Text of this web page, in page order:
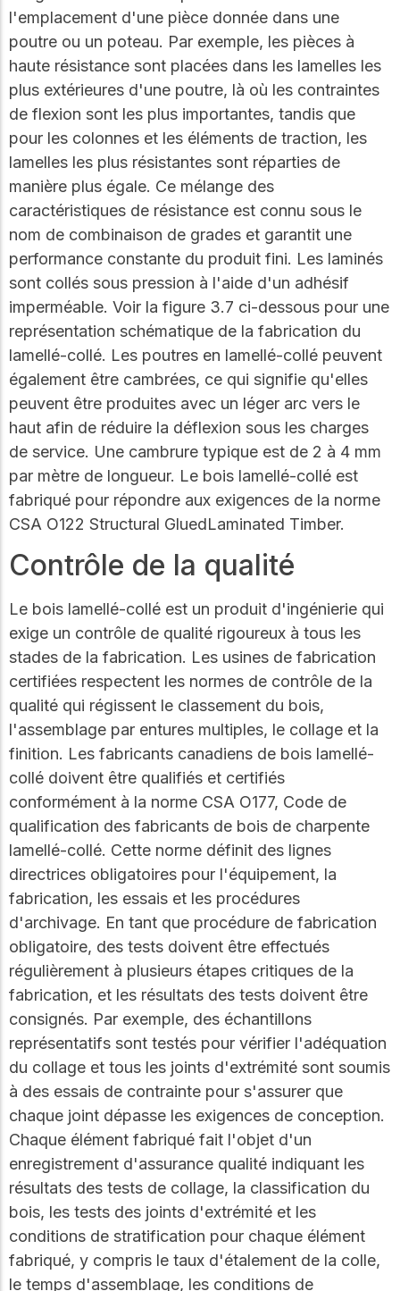
l'emplacement d'une pièce donnée dans une
poutre ou un poteau. Par exemple, les pièces à
haute résistance sont placées dans les lamelles les
plus extérieures d'une poutre, là où les contraintes
de flexion sont les plus importantes, tandis que
pour les colonnes et les éléments de traction, les
lamelles les plus résistantes sont réparties de
manière plus égale. Ce mélange des
caractéristiques de résistance est connu sous le
nom de combinaison de grades et garantit une
performance constante du produit fini. Les laminés
sont collés sous pression à l'aide d'un adhésif
imperméable. Voir la figure 3.7 ci-dessous pour une
représentation schématique de la fabrication du
lamellé-collé. Les poutres en lamellé-collé peuvent
également être cambrées, ce qui signifie qu'elles
peuvent être produites avec un léger arc vers le
haut afin de réduire la déflexion sous les charges
de service. Une cambrure typique est de 2 à 4 mm
par mètre de longueur. Le bois lamellé-collé est
fabriqué pour répondre aux exigences de la norme
CSA O122 Structural GluedLaminated Timber.
Contrôle de la qualité
Le bois lamellé-collé est un produit d'ingénierie qui
exige un contrôle de qualité rigoureux à tous les
stades de la fabrication. Les usines de fabrication
certifiées respectent les normes de contrôle de la
qualité qui régissent le classement du bois,
l'assemblage par entures multiples, le collage et la
finition. Les fabricants canadiens de bois lamellé-
collé doivent être qualifiés et certifiés
conformément à la norme CSA O177, Code de
qualification des fabricants de bois de charpente
lamellé-collé. Cette norme définit des lignes
directrices obligatoires pour l'équipement, la
fabrication, les essais et les procédures
d'archivage. En tant que procédure de fabrication
obligatoire, des tests doivent être effectués
régulièrement à plusieurs étapes critiques de la
fabrication, et les résultats des tests doivent être
consignés. Par exemple, des échantillons
représentatifs sont testés pour vérifier l'adéquation
du collage et tous les joints d'extrémité sont soumis
à des essais de contrainte pour s'assurer que
chaque joint dépasse les exigences de conception.
Chaque élément fabriqué fait l'objet d'un
enregistrement d'assurance qualité indiquant les
résultats des tests de collage, la classification du
bois, les tests des joints d'extrémité et les
conditions de stratification pour chaque élément
fabriqué, y compris le taux d'étalement de la colle,
le temps d'assemblage, les conditions de